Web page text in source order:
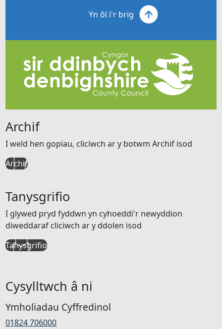
Yn ôl i'r brig
Archif
I weld hen gopïau, cliciwch ar y botwm Archif isod
Archif
Tanysgrifio
I glywed pryd fyddwn yn cyhoeddi'r newyddion
diweddaraf cliciwch ar y ddolen isod
Tanysgrifio
Cysylltwch â ni
Ymholiadau Cyffredinol
01824 706000